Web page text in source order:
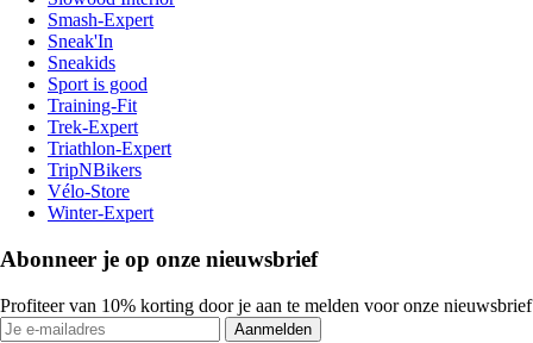
Smash-Expert
Sneak'In
Sneakids
Sport is good
Training-Fit
Trek-Expert
Triathlon-Expert
TripNBikers
Vélo-Store
Winter-Expert
Abonneer je op onze nieuwsbrief
Profiteer van 10% korting door je aan te melden voor onze nieuwsbrief
Aanmelden